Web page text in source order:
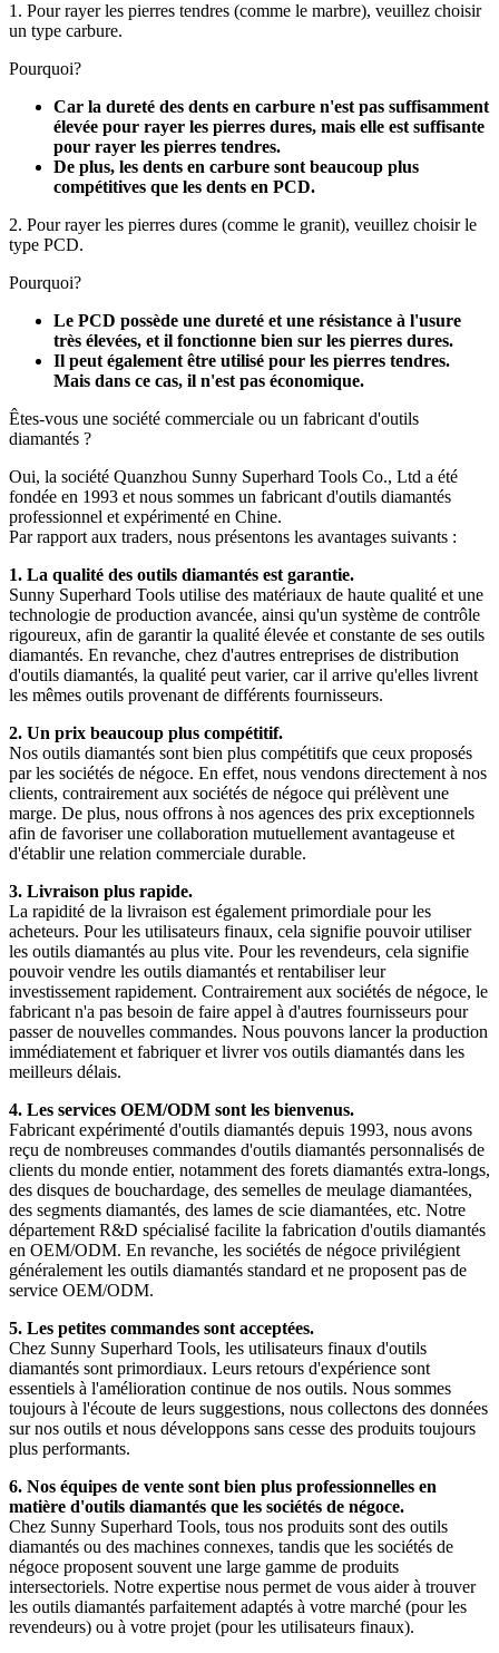
1. Pour rayer les pierres tendres (comme le marbre), veuillez choisir
un type carbure.
Pourquoi?
Car la dureté des dents en carbure n'est pas suffisamment
élevée pour rayer les pierres dures, mais elle est suffisante
pour rayer les pierres tendres.
De plus, les dents en carbure sont beaucoup plus
compétitives que les dents en PCD.
2. Pour rayer les pierres dures (comme le granit), veuillez choisir le
type PCD.
Pourquoi?
Le PCD possède une dureté et une résistance à l'usure
très élevées, et il fonctionne bien sur les pierres dures.
Il peut également être utilisé pour les pierres tendres.
Mais dans ce cas, il n'est pas économique.
Êtes-vous une société commerciale ou un fabricant d'outils
diamantés ?
Oui, la société Quanzhou Sunny Superhard Tools Co., Ltd a été
fondée en 1993 et ​​nous sommes un fabricant d'outils diamantés
professionnel et expérimenté en Chine.
Par rapport aux traders, nous présentons les avantages suivants :
1. La qualité des outils diamantés est garantie.
Sunny Superhard Tools utilise des matériaux de haute qualité et une
technologie de production avancée, ainsi qu'un système de contrôle
rigoureux, afin de garantir la qualité élevée et constante de ses outils
diamantés. En revanche, chez d'autres entreprises de distribution
d'outils diamantés, la qualité peut varier, car il arrive qu'elles livrent
les mêmes outils provenant de différents fournisseurs.
2. Un prix beaucoup plus compétitif.
Nos outils diamantés sont bien plus compétitifs que ceux proposés
par les sociétés de négoce. En effet, nous vendons directement à nos
clients, contrairement aux sociétés de négoce qui prélèvent une
marge. De plus, nous offrons à nos agences des prix exceptionnels
afin de favoriser une collaboration mutuellement avantageuse et
d'établir une relation commerciale durable.
3. Livraison plus rapide.
La rapidité de la livraison est également primordiale pour les
acheteurs. Pour les utilisateurs finaux, cela signifie pouvoir utiliser
les outils diamantés au plus vite. Pour les revendeurs, cela signifie
pouvoir vendre les outils diamantés et rentabiliser leur
investissement rapidement. Contrairement aux sociétés de négoce, le
fabricant n'a pas besoin de faire appel à d'autres fournisseurs pour
passer de nouvelles commandes. Nous pouvons lancer la production
immédiatement et fabriquer et livrer vos outils diamantés dans les
meilleurs délais.
4. Les services OEM/ODM sont les bienvenus.
Fabricant expérimenté d'outils diamantés depuis 1993, nous avons
reçu de nombreuses commandes d'outils diamantés personnalisés de
clients du monde entier, notamment des forets diamantés extra-longs,
des disques de bouchardage, des semelles de meulage diamantées,
des segments diamantés, des lames de scie diamantées, etc. Notre
département R&D spécialisé facilite la fabrication d'outils diamantés
en OEM/ODM. En revanche, les sociétés de négoce privilégient
généralement les outils diamantés standard et ne proposent pas de
service OEM/ODM.
5. Les petites commandes sont acceptées.
Chez Sunny Superhard Tools, les utilisateurs finaux d'outils
diamantés sont primordiaux. Leurs retours d'expérience sont
essentiels à l'amélioration continue de nos outils. Nous sommes
toujours à l'écoute de leurs suggestions, nous collectons des données
sur nos outils et nous développons sans cesse des produits toujours
plus performants.
6. Nos équipes de vente sont bien plus professionnelles en
matière d'outils diamantés que les sociétés de négoce.
Chez Sunny Superhard Tools, tous nos produits sont des outils
diamantés ou des machines connexes, tandis que les sociétés de
négoce proposent souvent une large gamme de produits
intersectoriels. Notre expertise nous permet de vous aider à trouver
les outils diamantés parfaitement adaptés à votre marché (pour les
revendeurs) ou à votre projet (pour les utilisateurs finaux).